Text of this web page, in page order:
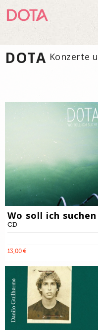
DOTA Konzerte
Wo soll ich suchen
CD
13,00 €